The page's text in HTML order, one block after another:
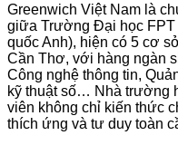
Greenwich Việt Nam là
giữa Trường Đại học
quốc Anh), hiện có 5 cơ
Cần Thơ, với hàng ngàn
Công nghệ thông tin,
kỹ thuật số… Nhà trường
viên không chỉ kiến thức
thích ứng và tư duy toàn